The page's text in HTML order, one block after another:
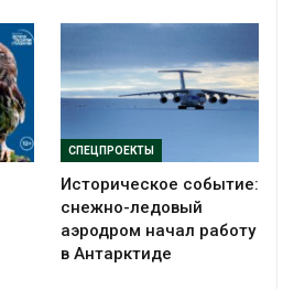
СПЕЦПРОЕКТЫ
Историческое событие:
снежно-ледовый
аэродром начал работу
в Антарктиде